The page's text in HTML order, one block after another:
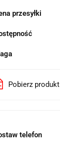
przesyłki
Pobierz
telefon